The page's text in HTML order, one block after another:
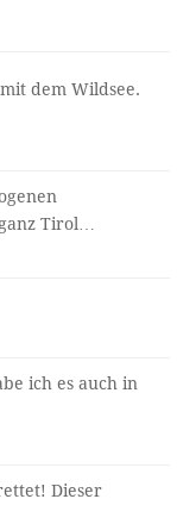
dem Wildsee.
Tirol…
ich es auch in
Dieser